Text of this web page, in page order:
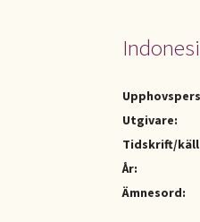
Utgivare:
Tidskrift/
År:
Ämnesord: